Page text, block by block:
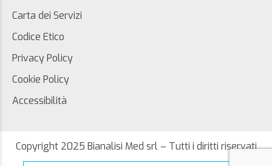
Carta dei Servizi
Codice Etico
Privacy Policy
Cookie Policy
Accessibilità
Copyright 2025 Bianalisi Med srl – Tutti i diritti riservati